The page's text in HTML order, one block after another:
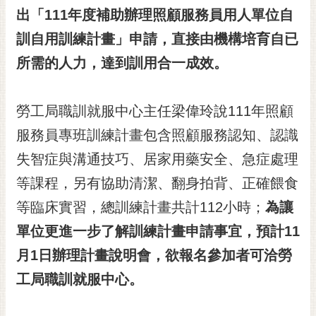
私
權
及
安
全
策
網
站
資
料
開
放
宣
告
市
出「 111年度補助辦理照顧服務員用人單位自
訓自用訓練計畫」申請，直接由機構培育自已
所需的人力，達到訓用合一成效。
勞工局職訓就服中心主任梁偉玲說111年照顧
服務員專班訓練計畫包含照顧服務認知、認識
失智症與溝通技巧、居家用藥安全、急症處理
等課程，另有協助清潔、翻身拍背、正確餵食
等臨床實習，總訓練計畫共計112小時； 為讓
單位更進一步了解訓練計畫申請事宜，預計11
月 1 日辦理計畫說明會，欲報名參加者可洽勞
工局職訓就服中心。